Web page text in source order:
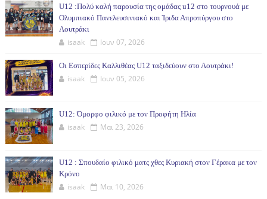
U12 :Πολύ καλή παρουσία της ομάδας u12 στο τουρνουά με
Ολυμπιακό Πανελευσινιακό και Ίριδα Απροπύργου στο
Λουτράκι
isaak Ιουν 07, 2026
Οι Εσπερίδες Καλλιθέας U12 ταξιδεύουν στο Λουτράκι!
isaak Ιουν 05, 2026
U12: Όμορφο φιλικό με τον Προφήτη Ηλία
isaak Μαι 23, 2026
U12 : Σπουδαίο φιλικό ματς χθες Κυριακή στον Γέρακα με τον
Κρόνο
isaak Μαι 10, 2026